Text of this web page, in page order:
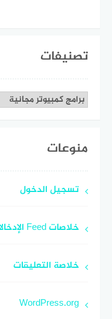
تصنيفات
تصنيفات
منوعات
تسجيل الدخول
خلاصات Feed الإدخالات
خلاصة التعليقات
WordPress.org